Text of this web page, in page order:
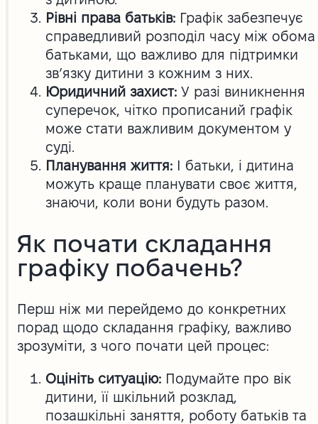
Рівні права батьків:Графік забезпечує
справедливий розподіл часу між обома
батьками, що важливо для підтримки
зв’язку дитини з кожним з них.
Юридичний захист:У разі виникнення
суперечок, чітко прописаний графік
може стати важливим документом у
суді.
Планування життя:І батьки, і дитина
можуть краще планувати своє життя,
знаючи, коли вони будуть разом.
Як почати складання
графіку побачень?
Перш ніж ми перейдемо до конкретних
порад щодо складання графіку, важливо
зрозуміти, з чого почати цей процес:
Оцініть ситуацію:Подумайте про вік
дитини, її шкільний розклад,
позашкільні заняття, роботу батьків та